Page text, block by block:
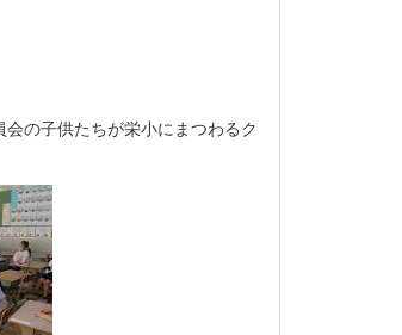
の子供たちが栄小にまつわるク